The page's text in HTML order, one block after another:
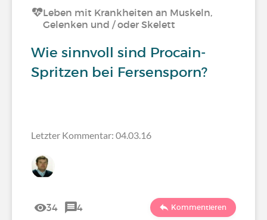
Leben mit Krankheiten an Muskeln,
Gelenken und / oder Skelett
Wie sinnvoll sind Procain-
Spritzen bei Fersensporn?
Letzter Kommentar: 04.03.16
34 4 Kommentieren